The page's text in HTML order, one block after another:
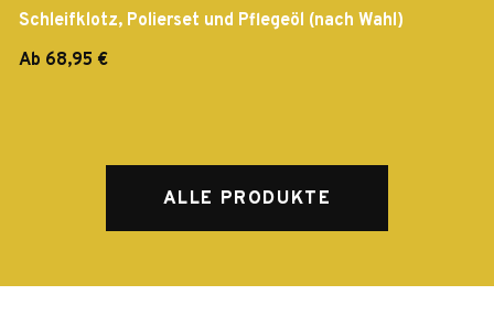
Schleifklotz, Polierset und Pflegeöl (nach Wahl)
Ab 68,95 €
ALLE PRODUKTE